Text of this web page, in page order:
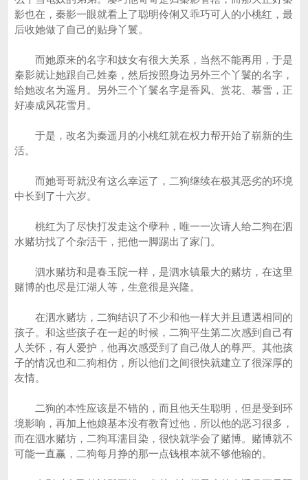
影也在，秦影一眼就看上了聪明伶俐又乖巧可人的小桃红，最
后收她做了自己的贴身丫鬟。
而她原来的名字和妓女有很大关系，当然不能再用，于是
秦影就让她跟自己姓秦，然后按照身边另外三个丫鬟的名字，
给她改名为遥月。另外三个丫鬟名字是香风、赏花、慕雪，正
好凑成风花雪月。
于是，改名为秦遥月的小桃红就在权力帮开始了崭新的生
活。
而她哥哥就没有这么幸运了，二狗继续在极其恶劣的环境
中长到了十六岁。
桃红为了尽快打发走这个孽种，唯一一次请人给二狗在泗
水赌坊找了个杂活干，把他一脚踢出了家门。
泗水赌坊和是春玉院一样，是泗水镇最大的赌坊，在这里
赌博的也尽是江湖人等，生意很是兴隆。
在泗水赌坊，二狗结识了不少和他一样大并且遭遇相同的
孩子。和这些孩子在一起的时候，二狗平生第二次感到自己有
人关怀，有人爱护，他再次感受到了自己做人的尊严。其他孩
子的情况也和二狗相仿，所以他们之间很快就建立了很深厚的
友情。
二狗的本性应该是不错的，而且他天生聪明，但是受到环
境影响，再加上他娘基本没有教育过他，所以他的恶习很多，
而在泗水赌坊，二狗耳濡目染，很快就学会了赌博。赌博就不
可能一直赢，二狗每月挣的那一点钱根本就不够他输的。